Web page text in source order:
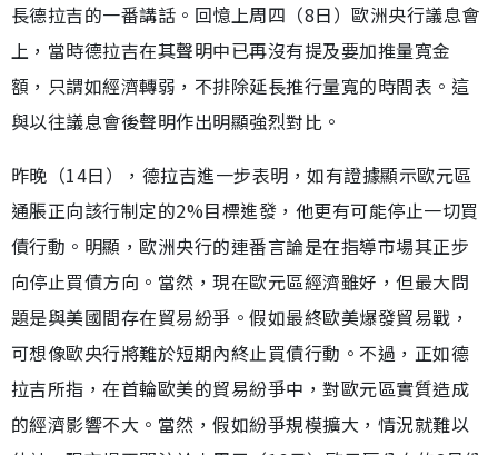
長德拉吉的一番講話。回憶上周四（8日）歐洲央行議息會
上，當時德拉吉在其聲明中已再沒有提及要加推量寬金
額，只謂如經濟轉弱，不排除延長推行量寬的時間表。這
與以往議息會後聲明作出明顯強烈對比。
昨晚（14日），德拉吉進一步表明，如有證據顯示歐元區
通脹正向該行制定的2%目標進發，他更有可能停止一切買
債行動。明顯，歐洲央行的連番言論是在指導市場其正步
向停止買債方向。當然，現在歐元區經濟雖好，但最大問
題是與美國間存在貿易紛爭。假如最終歐美爆發貿易戰，
可想像歐央行將難於短期內終止買債行動。不過，正如德
拉吉所指，在首輪歐美的貿易紛爭中，對歐元區實質造成
的經濟影響不大。當然，假如紛爭規模擴大，情況就難以